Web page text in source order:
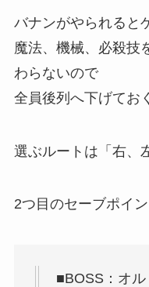
バナンがやられると
魔法、機械、必殺技
わらないので
全員後列へ下げてお
選ぶルートは「右、
2つ目のセーブポイ
■BOSS：オル